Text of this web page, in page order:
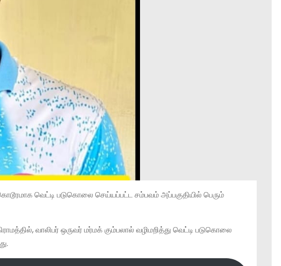
வெட்டி படுகொலை செய்யப்பட்ட சம்பவம் அப்பகுதியில் பெரும்
வாலிபர் ஒருவர் மர்மக் கும்பலால் வழிமறித்து வெட்டி படுகொலை